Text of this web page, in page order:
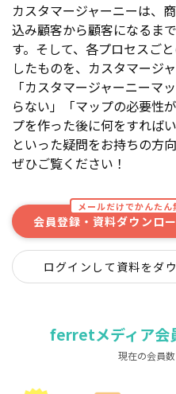
カスタマージャーニーは、
込み顧客から顧客になるま
す。そして、各プロセスご
したものを、カスタマージ
「カスタマージャーニーマ
らない」「マップの必要性
プを作った後に何をすれば
といった疑問をお持ちの方
ぜひご覧ください！
メールだけでかんたん
会員登録・資料ダウンロ
ログインして資料をダ
ferretメディア会
現在の会員数